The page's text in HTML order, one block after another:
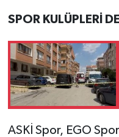
SPOR KULÜPLERİ
ASKİ Spor, EGO